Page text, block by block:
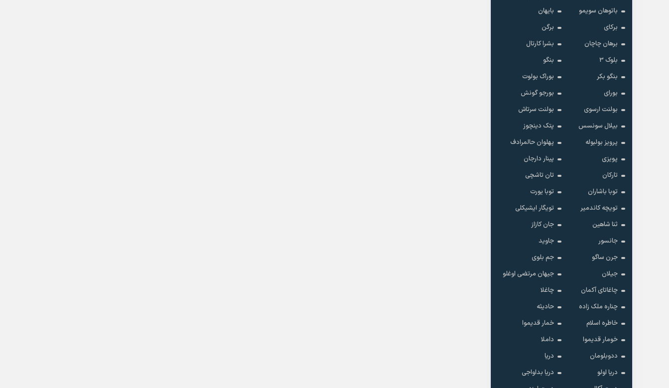
باتوهان سویمو
بایهان
برکای
برگن
برهان چاچان
بشرا کارتال
بلوک 3
بنگو
بنگو بکر
بوراک بولوت
بورای
بورجو گونش
بولنت ارسوی
بولنت سرتاش
بیلال سونسس
پتک دینچوز
پرویز بولبوله
پهلوان حالمرادف
پویزی
پینار دارجان
تارکان
تان تاشچی
توبا باشاران
توبا یورت
تویچه کاندمیر
تویگار ایشیکلی
ثنا شاهین
جان کازاز
جانسور
جاوید
جرن ساگو
جم بلوی
جیلان
جیهان مرتضی اوغلو
چاغاتای آکمان
چاغلا
چناره ملک زاده
حادیثه
خاطره اسلام
خمار قدیموا
خومار قدیموا
داملا
ددوبلومان
دریا
دریا اولو
دریا بداواجی